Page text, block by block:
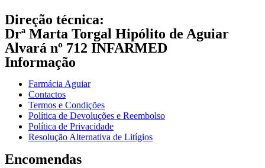
Direção técnica:
Drª Marta Torgal Hipólito de Aguiar
Alvará nº 712 INFARMED
Informação
Farmácia Aguiar
Contactos
Termos e Condições
Política de Devoluções e Reembolso
Política de Privacidade
Resolução Alternativa de Litígios
Encomendas